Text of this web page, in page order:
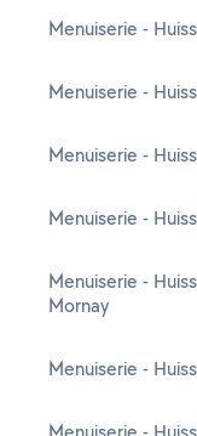
Menuiserie -
Menuiserie -
Menuiserie -
Menuiserie -
Menuiserie -
Mornay
Menuiserie -